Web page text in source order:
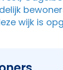
wijk is